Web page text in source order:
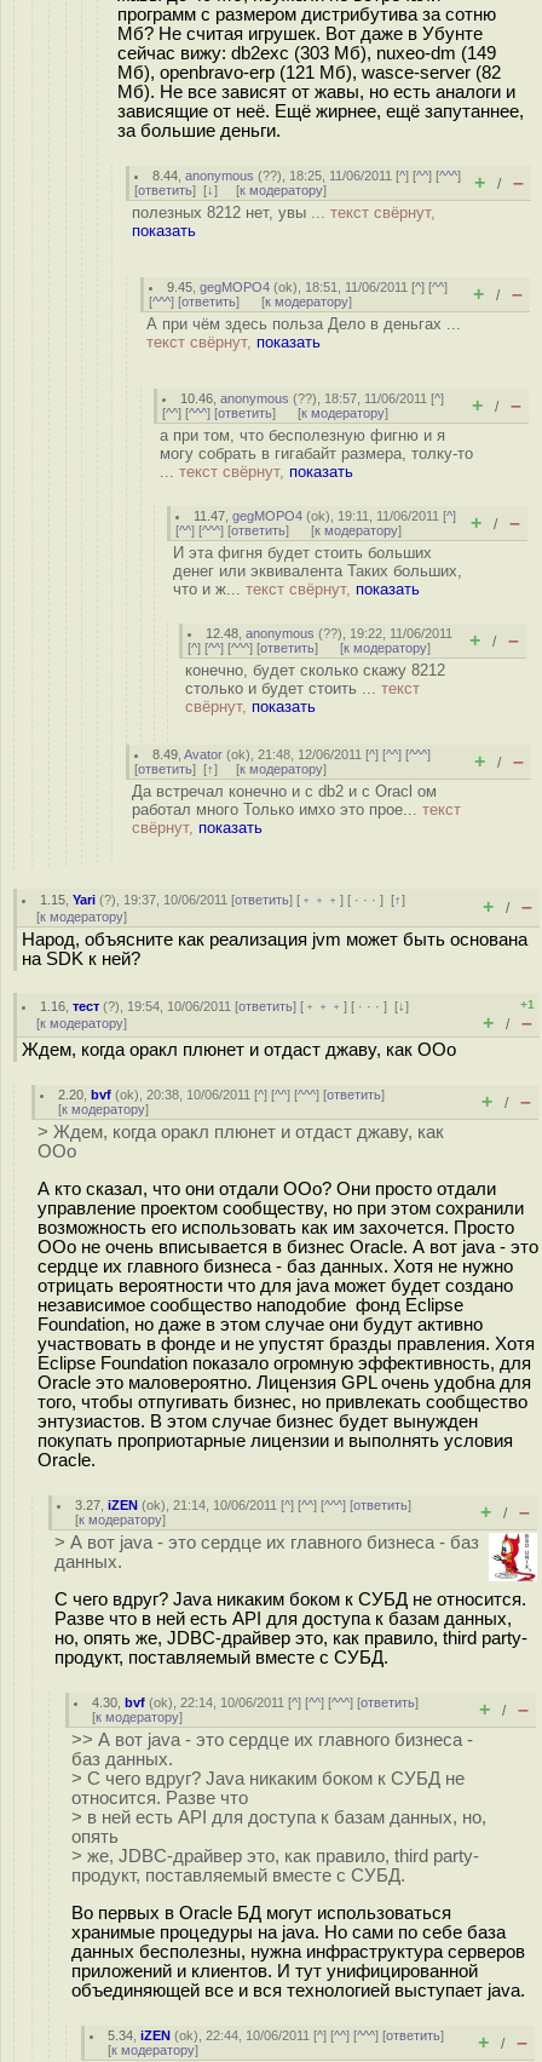
программ с размером дистрибутива за сотню
Мб? Не считая игрушек. Вот даже в Убунте
сейчас вижу: db2exc (303 Мб), nuxeo-dm (149
Мб), openbravo-erp (121 Мб), wasce-server (82
Мб). Не все зависят от жавы, но есть аналоги и
зависящие от неё. Ещё жирнее, ещё запутаннее,
за большие деньги.
8.44 ,anonymous (??), 18:25, 11/06/2011 [^] [^^] [^^^]
[ответить] [↓] [к модератору] + / –
полезных 8212 нет, увы ... текст свёрнут,
показать
9.45 ,gegMOPO4 (ok), 18:51, 11/06/2011 [^] [^^]
[^^^] [ответить] [к модератору] + / –
А при чём здесь польза Дело в деньгах ...
текст свёрнут, показать
10.46 ,anonymous (??), 18:57, 11/06/2011 [^]
[^^] [^^^] [ответить] [к модератору] + / –
а при том, что бесполезную фигню и я
могу собрать в гигабайт размера, толку-то
... текст свёрнут, показать
11.47 ,gegMOPO4 (ok), 19:11, 11/06/2011 [^]
[^^] [^^^] [ответить] [к модератору] + / –
И эта фигня будет стоить больших
денег или эквивалента Таких больших,
что и ж... текст свёрнут, показать
12.48 ,anonymous (??), 19:22, 11/06/2011
[^] [^^] [^^^] [ответить] [к модератору] + / –
конечно, будет сколько скажу 8212
столько и будет стоить ... текст
свёрнут, показать
8.49 ,Avator (ok), 21:48, 12/06/2011 [^] [^^] [^^^]
[ответить] [↑] [к модератору] + / –
Да встречал конечно и с db2 и с Oracl ом
работал много Только имхо это прое... текст
свёрнут, показать
1.15 ,Yari (?), 19:37, 10/06/2011 [ответить] [ ﹢﹢﹢] [ · · ·][↑]
[к модератору] + / –
Народ, объясните как реализация jvm может быть основана
на SDK к ней?
1.16 ,тест (?), 19:54, 10/06/2011 [ответить] [ ﹢﹢﹢] [ · · ·][↓]
[к модератору]
+1
+ / –
Ждем, когда оракл плюнет и отдаст джаву, как ООо
2.20 ,bvf (ok), 20:38, 10/06/2011 [^] [^^] [^^^] [ответить]
[к модератору] + / –
> Ждем, когда оракл плюнет и отдаст джаву, как
ООо
А кто сказал, что они отдали ООо? Они просто отдали
управление проектом сообществу, но при этом сохранили
возможность его использовать как им захочется. Просто
ООо не очень вписывается в бизнес Oracle. А вот java - это
сердце их главного бизнеса - баз данных. Хотя не нужно
отрицать вероятности что для java может будет создано
независимое сообщество наподобие фонд Eclipse
Foundation, но даже в этом случае они будут активно
участвовать в фонде и не упустят бразды правления. Хотя
Eclipse Foundation показало огромную эффективность, для
Oracle это маловероятно. Лицензия GPL очень удобна для
того, чтобы отпугивать бизнес, но привлекать сообщество
энтузиастов. В этом случае бизнес будет вынужден
покупать проприотарные лицензии и выполнять условия
Oracle.
3.27 ,iZEN (ok), 21:14, 10/06/2011 [^] [^^] [^^^] [ответить]
[к модератору] + / –
> А вот java - это сердце их главного бизнеса - баз
данных.
С чего вдруг? Java никаким боком к СУБД не относится.
Разве что в ней есть API для доступа к базам данных,
но, опять же, JDBC-драйвер это, как правило, third party-
продукт, поставляемый вместе с СУБД.
4.30 ,bvf (ok), 22:14, 10/06/2011 [^] [^^] [^^^] [ответить]
[к модератору] + / –
>> А вот java - это сердце их главного бизнеса -
баз данных.
> С чего вдруг? Java никаким боком к СУБД не
относится. Разве что
> в ней есть API для доступа к базам данных, но,
опять
> же, JDBC-драйвер это, как правило, third party-
продукт, поставляемый вместе с СУБД.
Во первых в Oracle БД могут использоваться
хранимые процедуры на java. Но сами по себе база
данных бесполезны, нужна инфраструктура серверов
приложений и клиентов. И тут унифицированной
объединяющей все и вся технологией выступает java.
5.34 ,iZEN (ok), 22:44, 10/06/2011 [^] [^^] [^^^] [ответить]
[к модератору] + / –